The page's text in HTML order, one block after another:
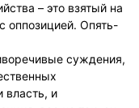
– это взятый на
оппозицией. Опять-
суждения,
власть, и